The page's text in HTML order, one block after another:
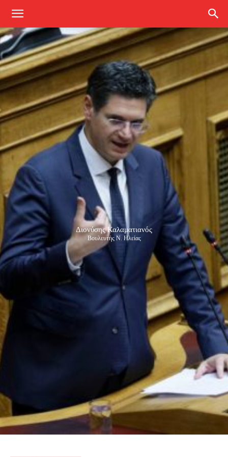
Διονύσης Καλαματιανός
Βουλευτής Ν. Ηλείας